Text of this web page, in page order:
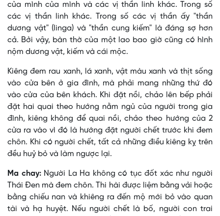
của mình của mình và các vị thần linh khác. Trong số
các vị thần linh khác. Trong số các vị thần ấy "thần
dương vật" (linga) và "thần cung kiếm" là đáng sợ hơn
cả. Bởi vậy, bàn thờ của một lao bao giờ cũng có hình
nộm dương vật, kiếm và cái mộc.
Kiêng đem rau xanh, lá xanh, vật màu xanh và thịt sống
vào cửa bên ở gia đình, mà phải mang những thứ đó
vào cửa của bên khách. Khi đặt nồi, chảo lên bếp phải
đặt hai quai theo hướng nằm ngủ của người trong gia
đình, kiêng không để quai nồi, chảo theo hướng của 2
cửa ra vào vì đó là hướng đặt người chết trước khi đem
chôn. Khi có người chết, tất cả những điều kiêng kỵ trên
đều huỷ bỏ và làm ngược lại.
Ma chay:Người La Ha không có tục đốt xác như người
Thái Ðen mà đem chôn. Thi hài được liệm bằng vải hoặc
bằng chiếu nan và khiêng ra đến mộ mới bỏ vào quan
tài và hạ huyệt. Nếu người chết là bố, người con trai